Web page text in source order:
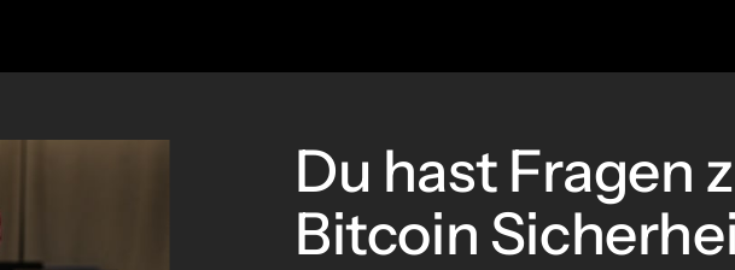
Du hast Fragen
Bitcoin